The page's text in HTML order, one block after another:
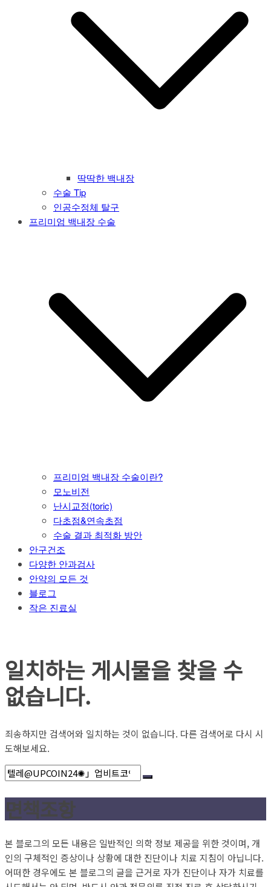
딱딱한 백내장
수술 Tip
인공수정체 탈구
프리미엄 백내장 수술
프리미엄 백내장 수술이란?
모노비전
난시교정(toric)
다초점&연속초점
수술 결과 최적화 방안
안구건조
다양한 안과검사
안약의 모든 것
블로그
작은 진료실
일치하는 게시물을 찾을 수
없습니다.
죄송하지만 검색어와 일치하는 것이 없습니다. 다른 검색어로 다시 시
도해보세요.
면책조항
본 블로그의 모든 내용은 일반적인 의학 정보 제공을 위한 것이며, 개
인의 구체적인 증상이나 상황에 대한 진단이나 치료 지침이 아닙니다.
어떠한 경우에도 본 블로그의 글을 근거로 자가 진단이나 자가 치료를